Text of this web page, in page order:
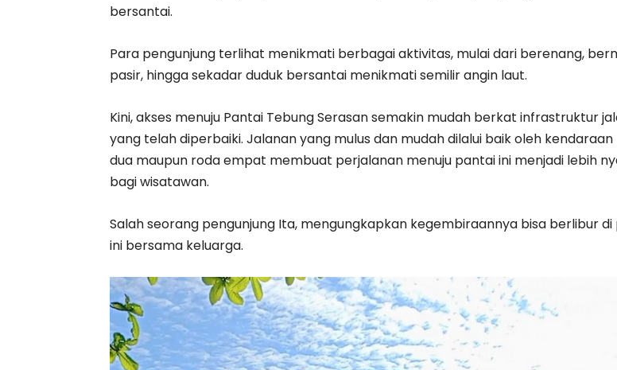
bersantai.
Para pengunjung terlihat menikmati berbagai aktivitas, mulai dari berenang,
pasir, hingga sekadar duduk bersantai menikmati semilir angin laut.
Kini, akses menuju Pantai Tebung Serasan semakin mudah berkat infrastruktur
yang telah diperbaiki. Jalanan yang mulus dan mudah dilalui baik oleh
dua maupun roda empat membuat perjalanan menuju pantai ini menjadi lebih
bagi wisatawan.
Salah seorang pengunjung Ita, mengungkapkan kegembiraannya bisa berlibur
ini bersama keluarga.